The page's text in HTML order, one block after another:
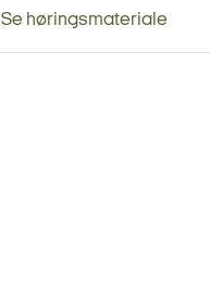
Se høringsmateriale